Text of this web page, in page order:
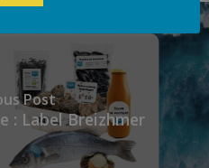
Post
: Label Breizhmer